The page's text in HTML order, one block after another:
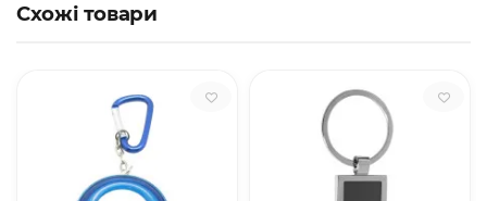
Схожі товари